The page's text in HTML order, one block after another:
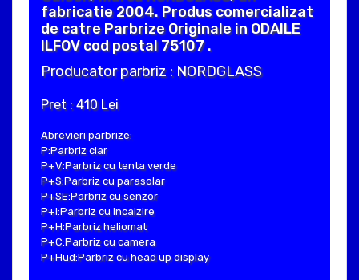
fabricatie 2004. Produs comercializat
de catre Parbrize Originale in ODAILE
ILFOV cod postal 75107 .
Producator parbriz : NORDGLASS
Pret : 410 Lei
Abrevieri parbrize:
P:Parbriz clar
P+V:Parbriz cu tenta verde
P+S:Parbriz cu parasolar
P+SE:Parbriz cu senzor
P+I:Parbriz cu incalzire
P+H:Parbriz heliomat
P+C:Parbriz cu camera
P+Hud:Parbriz cu head up display